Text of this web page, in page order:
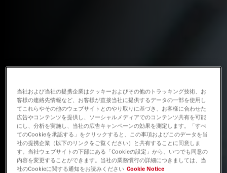
当社および当社の提携企業はクッキーおよびその他のトラッキング技術、お
客様の連絡先情報など、お客様が直接当社に提供するデータの一部を使用し
てこれらやその他のウェブサイトとのやり取りに基づき、お客様に合わせた
広告やコンテンツを提供し、ソーシャルメディアでのコンテンツ共有を可能
にし、分析を実施し、当社の広告キャンペーンの効果を測定します。「すべ
てのCookieを承認する」をクリックすると、この事項およびこのデータを当
社の提携企業（以下のリンクをご覧ください）と共有することに同意しま
す。当社ウェブサイトの下部にある「Cookieの設定」から、いつでも同意の
内容を変更することができます。当社の業務慣行の詳細につきましては、当
社のCookieに関する通知をお読みください Cookie Notice